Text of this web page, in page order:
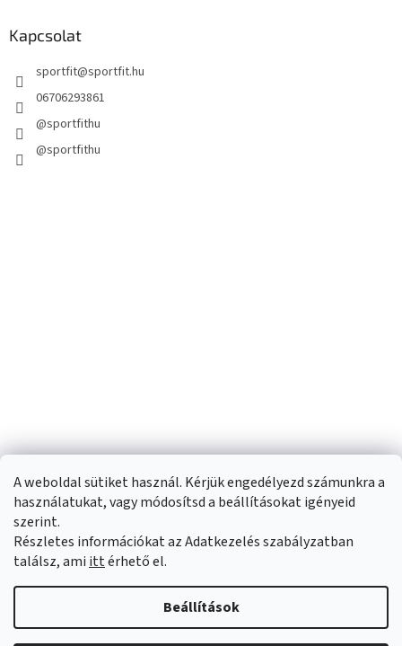
A weboldal sütiket használ. Kérjük engedélyezd számunkra a
használatukat, vagy módosítsd a beállításokat igényeid
szerint.
Részletes információkat az Adatkezelés szabályzatban
találsz, ami ittérhető el.
Beállítások
Kapcsolat
sportfit@sportfit.hu
06706293861
@sportfithu
@sportfithu
Shoptet készítette
Sportfit.hu. Minden jog fenntartva.